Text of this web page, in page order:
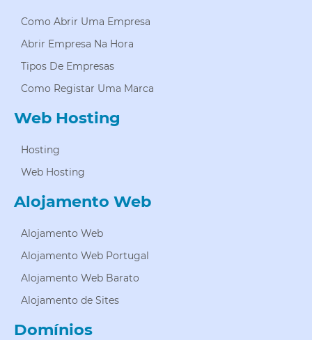
Como Abrir Uma Empresa
Abrir Empresa Na Hora
Tipos De Empresas
Como Registar Uma Marca
Web Hosting
Hosting
Web Hosting
Alojamento Web
Alojamento Web
Alojamento Web Portugal
Alojamento Web Barato
Alojamento de Sites
Domínios